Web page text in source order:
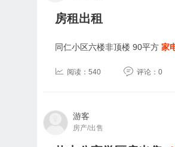
房租出租
同仁小区六楼非顶楼 90平方 家
阅读：540 评论：0
游客
房产/出售